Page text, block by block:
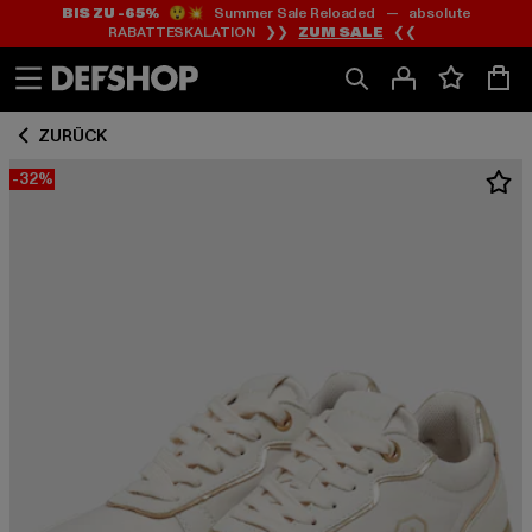
Zum
Inhalt
springen
Zum
Fußzeile
springen
BIS ZU -65%😲💥 Summer Sale Reloaded — absolute
RABATTESKALATION ❯❯ ZUM SALE ❮❮
ZURÜCK
-32%